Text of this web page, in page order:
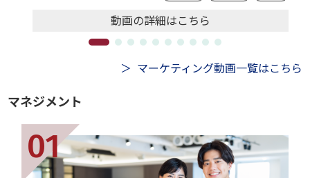
動画の詳細はこちら
マーケティング動画一覧はこちら
マネジメント